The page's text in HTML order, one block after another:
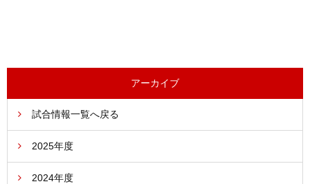
アーカイブ
試合情報一覧へ戻る
2025年度
2024年度